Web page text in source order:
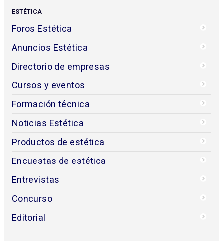
ESTÉTICA
Foros Estética
Anuncios Estética
Directorio de empresas
Cursos y eventos
Formación técnica
Noticias Estética
Productos de estética
Encuestas de estética
Entrevistas
Concurso
Editorial